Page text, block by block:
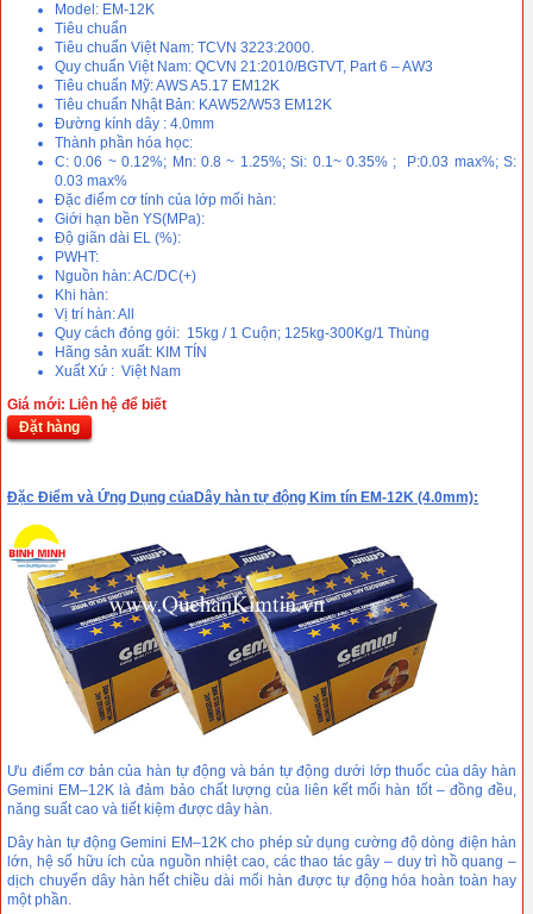
Model: EM-12K
Tiêu chuẩn
Tiêu chuẩn Việt Nam: TCVN 3223:2000.
Quy chuẩn Việt Nam: QCVN 21:2010/BGTVT, Part 6 – AW3
Tiêu chuẩn Mỹ: AWS A5.17 EM12K
Tiêu chuẩn Nhật Bản: KAW52/W53 EM12K
Đường kính dây : 4.0mm
Thành phần hóa học:
C: 0.06 ~ 0.12%; Mn: 0.8 ~ 1.25%; Si: 0.1~ 0.35% ; P:0.03 max%; S:
0.03 max%
Đặc điểm cơ tính của lớp mối hàn:
Giới hạn bền YS(MPa):
Độ giãn dài EL (%):
PWHT:
Nguồn hàn: AC/DC(+)
Khi hàn:
Vị trí hàn: All
Quy cách đóng gói: 15kg / 1 Cuộn; 125kg-300Kg/1 Thùng
Hãng sản xuất: KIM TÍN
Xuất Xứ : Việt Nam
Giá mới: Liên hệ để biết
Đặt hàng
Đặc Điểm và Ứng Dụng củaDây hàn tự động Kim tín EM-12K (4.0mm):
Ưu điểm cơ bản của hàn tự động và bán tự động dưới lớp thuốc của dây hàn
Gemini EM–12K là đảm bảo chất lượng của liên kết mối hàn tốt – đồng đều,
năng suất cao và tiết kiệm được dây hàn.
Dây hàn tự động Gemini EM–12K cho phép sử dụng cường độ dòng điện hàn
lớn, hệ số hữu ích của nguồn nhiệt cao, các thao tác gây – duy trì hồ quang –
dịch chuyển dây hàn hết chiều dài mối hàn được tự động hóa hoàn toàn hay
một phần.